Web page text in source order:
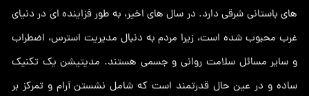
های باستانی شرقی دارد. در سال های اخیر، به طور فزاینده ای در دنیای
غرب محبوب شده است، زیرا مردم به دنبال مدیریت استرس، اضطراب
و سایر مسائل سلامت روانی و جسمی هستند. مدیتیشن یک تکنیک
ساده و در عین حال قدرتمند است که شامل نشستن آرام و تمرکز بر